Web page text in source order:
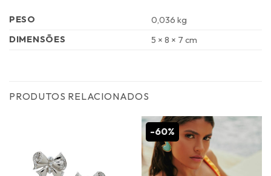
PESO
0,036 kg
DIMENSÕES
5 × 8 × 7 cm
PRODUTOS RELACIONADOS
-60%